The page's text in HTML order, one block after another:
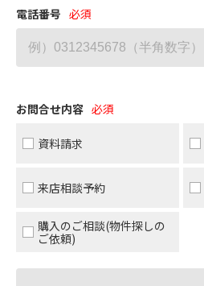
電話番号
お問合せ内容
資料請求
来店相談予約
購入のご相談(物件探しの
ご依頼)